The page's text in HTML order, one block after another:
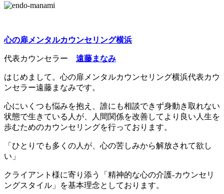
心の扉メンタルカウンセリング横浜
代表カウンセラー 遠藤まなみ
はじめまして。心の扉メンタルカウンセリング横浜代表カウ
ンセラー遠藤まなみです。
心にいくつも悩みを抱え、誰にも相談できず身動き取れない
状態で生きている人が、人間関係を改善してより良い人生を
歩むためのカウンセリングを行っております。
「ひとりでも多くの人が、心の苦しみから解放されて欲し
い」
クライアント様に寄り添う「精神的な心の介護-カウンセリ
ングスタイル」を基本理念としております。